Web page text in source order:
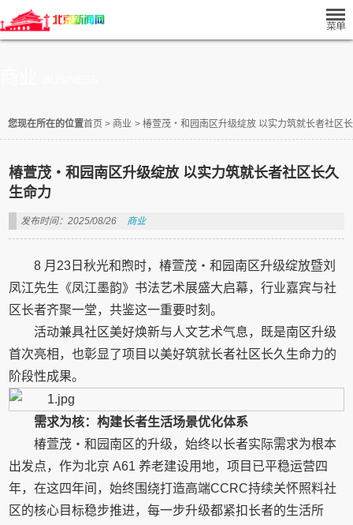
您现在所在的位置首页 > 商业 > 椿萱茂・和园南区升级绽放 以实力筑就长者社区
椿萱茂・和园南区升级绽放 以实力筑就长者社区长久
生命力
发布时间：2025/08/26 商业
8 月23日秋光和煦时，椿萱茂・和园南区升级绽放暨刘
凤江先生《凤江墨韵》书法艺术展盛大启幕，行业嘉宾与社
区长者齐聚一堂，共鉴这一重要时刻。
活动兼具社区美好焕新与人文艺术气息，既是南区升级
首次亮相，也彰显了项目以美好筑就长者社区长久生命力的
阶段性成果。
需求为核：构建长者生活场景优化体系
椿萱茂・和园南区的升级，始终以长者实际需求为根本
出发点，作为北京 A61 养老建设用地，项目已平稳运营四
年，在这四年间，始终围绕打造高端CCRC持续关怀照料社
区的核心目标稳步推进，每一步升级都紧扣长者的生活所